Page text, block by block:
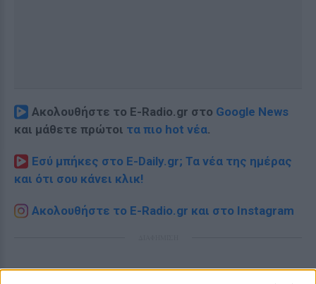
Ακολουθήστε το E-Radio.gr στο Google News
και μάθετε πρώτοι τα πιο hot νέα.
Εσύ μπήκες στο E-Daily.gr; Τα νέα της ημέρας
και ότι σου κάνει κλικ!
Ακολουθήστε το E-Radio.gr και στο Instagram